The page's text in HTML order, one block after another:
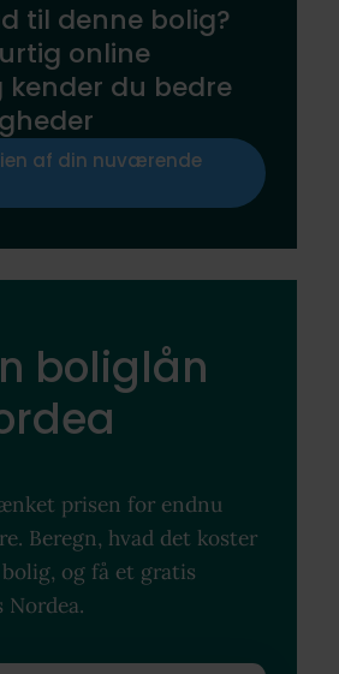
til denne bolig?
online
du bedre
af din nuværende
boliglån
prisen for endnu
Beregn, hvad det koster
og få et gratis
Nordea.